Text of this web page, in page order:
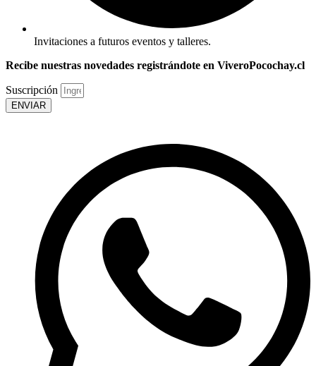
Invitaciones a futuros eventos y talleres.
Recibe nuestras novedades registrándote en ViveroPocochay.cl
Suscripción
ENVIAR